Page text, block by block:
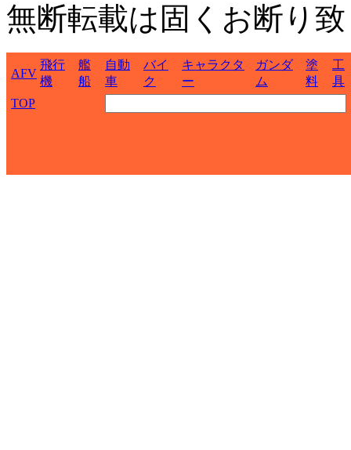
無断転載は固くお断り
AFV
飛行
機
艦
船
自動
車
バイ
ク
キャラクタ
ー
ガンダ
ム
塗
料
工
具
TOP